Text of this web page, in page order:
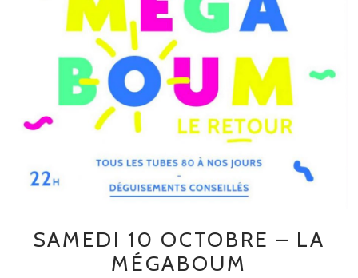
SAMEDI 10 OCTOBRE – LA
MÉGABOUM